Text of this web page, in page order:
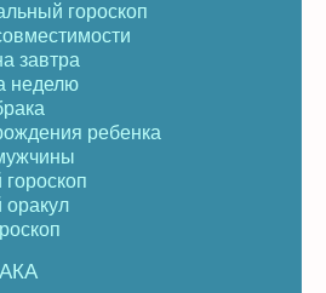
гороскоп
завтра
неделю
ребенка